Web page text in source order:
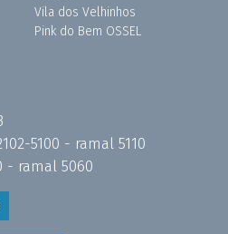
Vila dos Velhinhos
Pink do Bem OSSEL
5100 - ramal 5110
- ramal 5060